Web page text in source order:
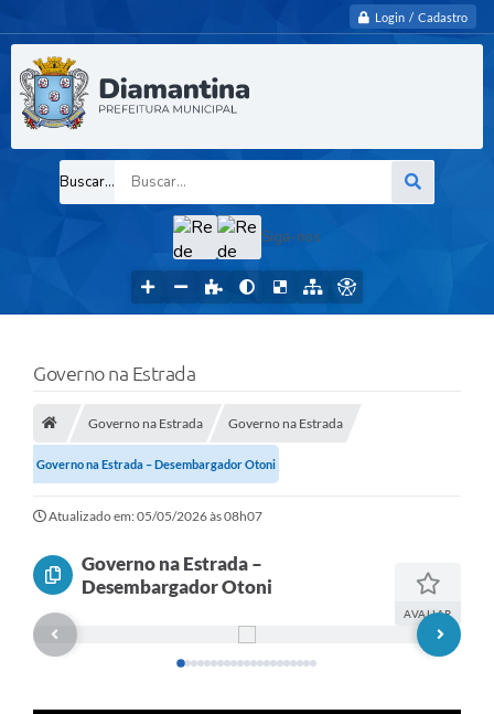
Login / Cadastro
Buscar...
Siga-nos
Governo na Estrada
Governo na Estrada Governo na Estrada
Governo na Estrada – Desembargador Otoni
Atualizado em: 05/05/2026 às 08h07
Governo na Estrada –
Desembargador Otoni
AVALIAR